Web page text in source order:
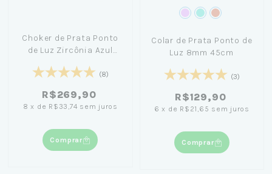
Choker de Prata Ponto
de Luz Zircônia Azul
(8)
R$269,90
8 x de R$33,74 sem juros
Comprar
Colar de Prata Ponto de
Luz 8mm 45cm
(3)
R$129,90
6 x de R$21,65 sem juros
Comprar